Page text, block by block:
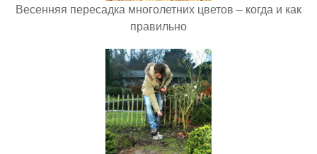
Весенняя пересадка многолетних цветов – когда и как
правильно